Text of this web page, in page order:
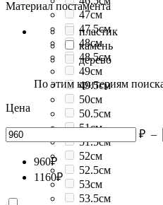
47см
47.5см
48см
48.5см
49см
49.5см
50см
50.5см
51см
51.5см
52см
52.5см
53см
53.5см
Материал постамента
пластик
камень
дерево
По этим критериям
Цена
₽ –
960₽
1160₽